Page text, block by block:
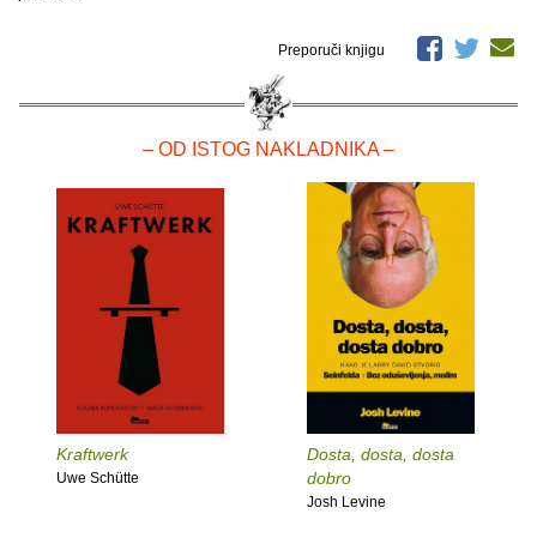
Preporuči knjigu
– OD ISTOG NAKLADNIKA –
Kraftwerk
Uwe Schütte
Dosta, dosta, dosta
dobro
Josh Levine